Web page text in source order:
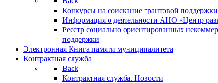
Конкурсы на соискание грантовой поддержки
Информация о деятельности АНО «Центр
Реестр социально ориентированных
поддержки
Электронная Книга памяти муниципалитета
Контрактная служба
Back
Контрактная служба. Новости